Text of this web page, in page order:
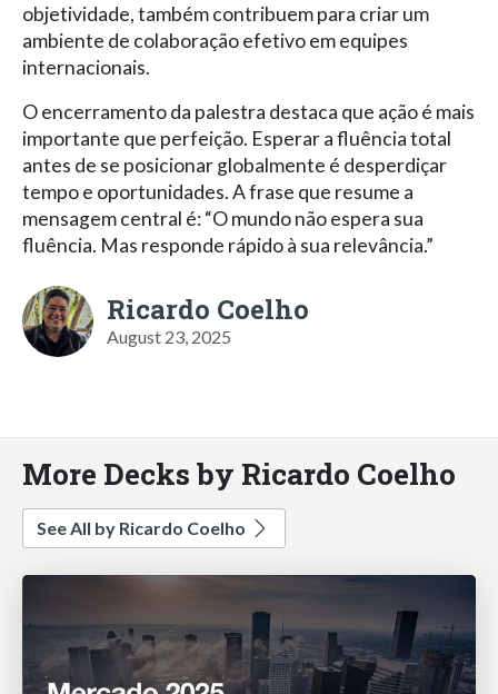
objetividade, também contribuem para criar um
ambiente de colaboração efetivo em equipes
internacionais.
O encerramento da palestra destaca que ação é mais
importante que perfeição. Esperar a fluência total
antes de se posicionar globalmente é desperdiçar
tempo e oportunidades. A frase que resume a
mensagem central é: “O mundo não espera sua
fluência. Mas responde rápido à sua relevância.”
Ricardo Coelho
August 23, 2025
More Decks by Ricardo Coelho
See All by Ricardo Coelho